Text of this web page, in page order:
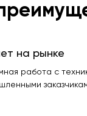
на рынке
работа с